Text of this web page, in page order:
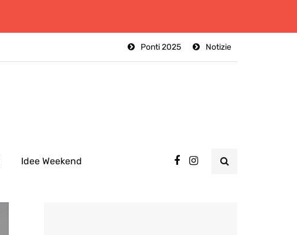
Notizie
Ponti 2025
Idee Weekend